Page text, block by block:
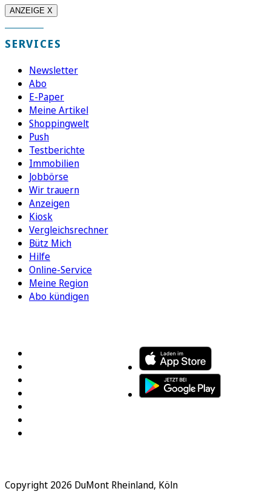
ANZEIGE X
SERVICES
Newsletter
Abo
E-Paper
Meine Artikel
Shoppingwelt
Push
Testberichte
Immobilien
Jobbörse
Wir trauern
Anzeigen
Kiosk
Vergleichsrechner
Bütz Mich
Hilfe
Online-Service
Meine Region
Abo kündigen
Copyright 2026 DuMont Rheinland, Köln